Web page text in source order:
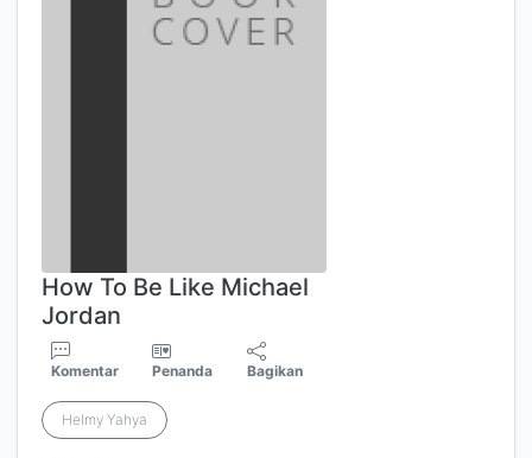
How To Be Like Michael
Jordan
Komentar Penanda Bagikan
Helmy Yahya